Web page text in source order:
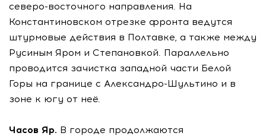
северо-восточного направления. На
Константиновском отрезке фронта ведутся
штурмовые действия в Полтавке, а также между
Русиным Яром и Степановкой. Параллельно
проводится зачистка западной части Белой
Горы на границе с Александро-Шультино и в
зоне к югу от неё.
Часов Яр. В городе продолжаются